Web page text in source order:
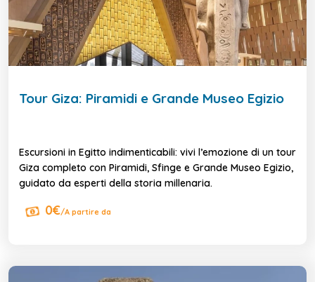
Tour Giza: Piramidi e Grande Museo Egizio
Escursioni in Egitto indimenticabili: vivi l’emozione di un tour
Giza completo con Piramidi, Sfinge e Grande Museo Egizio,
guidato da esperti della storia millenaria.
0€/A partire da